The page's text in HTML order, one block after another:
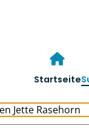
Startseite